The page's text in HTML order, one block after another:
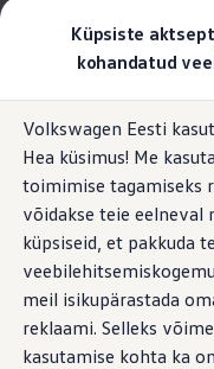
Küpsiste
kohandatud
Volkswagen Eesti
Hea küsimus! Me
toimimise tagamiseks
võidakse teie eelneval
küpsiseid, et pakkuda
meil isikupärastada
reklaami. Selleks
kasutamise kohta ka
põhisisu
juurde
jaluse
juurde
Valige oma
Mudelid ja
Uus ID.
Konfigureeri
Volkswageni
Volkswagen
Pakkumised ja
Autovahetus
Garantii
Volkswagen
Tasuta
Tiguani
Elektriautod ja
Teie